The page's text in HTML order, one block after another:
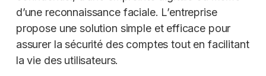
d’une reconnaissance faciale. L’entreprise
propose une solution simple et efficace pour
assurer la sécurité des comptes tout en facilitant
la vie des utilisateurs.